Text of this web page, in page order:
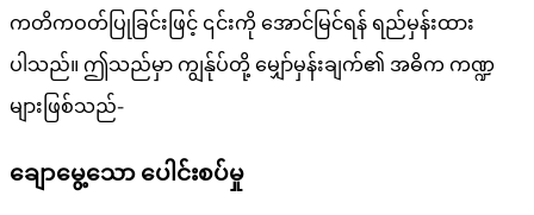
ကတိကဝတ်ပြုခြင်းဖြင့် ၎င်းကို အောင်မြင်ရန် ရည်မှန်းထား
ပါသည်။ ဤသည်မှာ ကျွန်ုပ်တို့ မျှော်မှန်းချက်၏ အဓိက ကဏ္ဍ
များဖြစ်သည်-
ချောမွေ့သော ပေါင်းစပ်မှု